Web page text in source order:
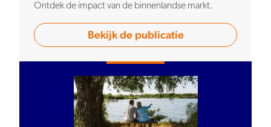
Ontdek de impact van de binnenlandse markt.
Bekijk de publicatie